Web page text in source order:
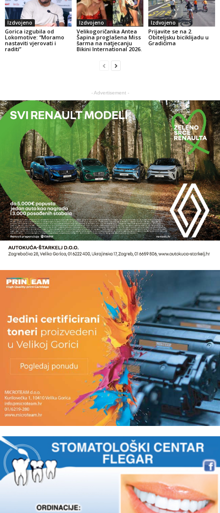
Izdvojeno
Gorica izgubila od
Lokomotive: “Moramo
nastaviti vjerovati i
raditi”
Izdvojeno
Velikogoričanka Antea
Šapina proglašena Miss
šarma na natjecanju
Bikini International 2026.
Izdvojeno
Prijavite se na 2.
Obiteljsku biciklijadu u
Gradićima
- Advertisement -